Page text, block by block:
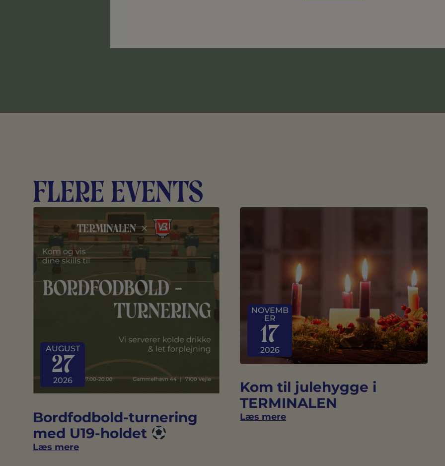
Flere events
AUGUST
27
2026
Bordfodbold-turnering
med U19-holdet
Læs mere
NOVEMB
ER
17
2026
Kom til julehygge i
TERMINALEN
Læs mere